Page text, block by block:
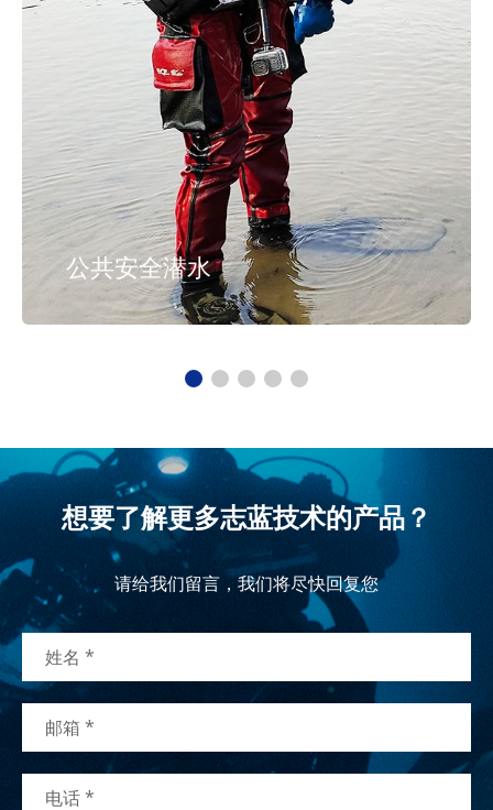
公共安全潜水
想要了解更多志蓝技术的产品？
请给我们留言，我们将尽快回复您